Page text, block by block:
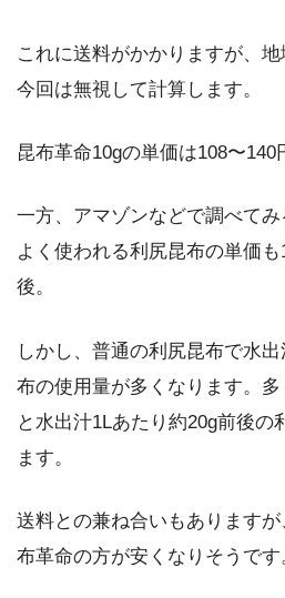
これに送料がかかりますが、
今回は無視して計算します。
昆布革命10gの単価は108〜140
一方、アマゾンなどで調べて
よく使われる利尻昆布の単価
後。
しかし、普通の利尻昆布で水
布の使用量が多くなります。
と水出汁1Lあたり約20g前後の
ます。
送料との兼ね合いもあります
布革命の方が安くなりそうです